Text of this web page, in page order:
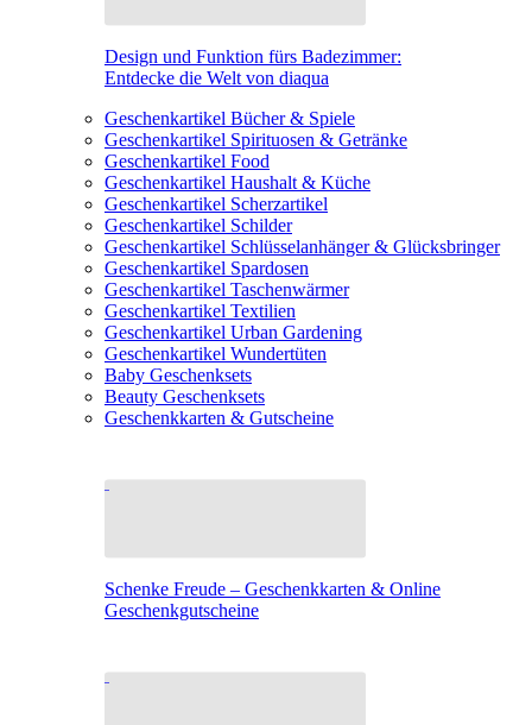
Design und Funktion fürs Badezimmer:
Entdecke die Welt von diaqua
Geschenkartikel Bücher & Spiele
Geschenkartikel Spirituosen & Getränke
Geschenkartikel Food
Geschenkartikel Haushalt & Küche
Geschenkartikel Scherzartikel
Geschenkartikel Schilder
Geschenkartikel Schlüsselanhänger & Glücksbringer
Geschenkartikel Spardosen
Geschenkartikel Taschenwärmer
Geschenkartikel Textilien
Geschenkartikel Urban Gardening
Geschenkartikel Wundertüten
Baby Geschenksets
Beauty Geschenksets
Geschenkkarten & Gutscheine
Schenke Freude – Geschenkkarten & Online
Geschenkgutscheine